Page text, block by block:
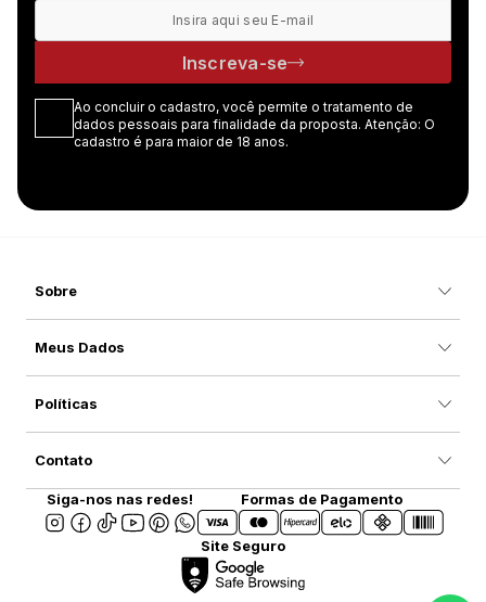
Inscreva-se
Ao concluir o cadastro, você permite o tratamento de
dados pessoais para finalidade da proposta. Atenção: O
cadastro é para maior de 18 anos.
Sobre
Meus Dados
Políticas
Contato
Siga-nos nas redes! Formas de Pagamento
Site Seguro